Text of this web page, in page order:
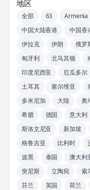
地区
全部 63 Armenia
中国大陆香港
中国香
伊拉克
伊朗 俄罗
匈牙利
北马其顿
印度尼西亚
厄瓜多尔
土耳其
塞尔维亚
多米尼加
大陆 奥
希腊
德国 意大利
斯洛文尼亚
新加坡
格鲁吉亚
比利时
波黑
泰国 澳大利
突尼斯
立陶宛 索
芬兰
英国 荷兰